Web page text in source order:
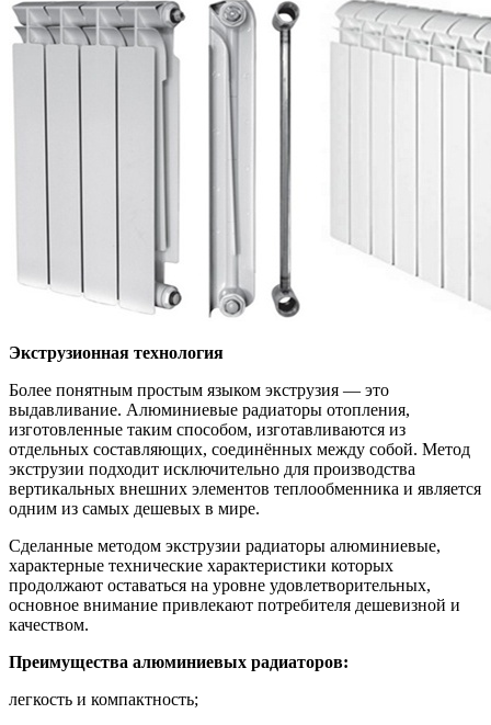
Экструзионная технология
Более понятным простым языком экструзия — это
выдавливание. Алюминиевые радиаторы отопления,
изготовленные таким способом, изготавливаются из
отдельных составляющих, соединённых между собой. Метод
экструзии подходит исключительно для производства
вертикальных внешних элементов теплообменника и является
одним из самых дешевых в мире.
Сделанные методом экструзии радиаторы алюминиевые,
характерные технические характеристики которых
продолжают оставаться на уровне удовлетворительных,
основное внимание привлекают потребителя дешевизной и
качеством.
Преимущества алюминиевых радиаторов:
легкость и компактность;